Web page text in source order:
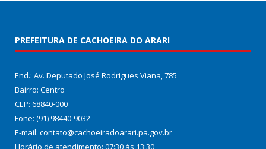
PREFEITURA DE CACHOEIRA DO ARARI
End.: Av. Deputado José Rodrigues Viana, 785
Bairro: Centro
CEP: 68840-000
Fone: (91) 98440-9032
E-mail: contato@cachoeiradoarari.pa.gov.br
Horário de atendimento: 07:30 às 13:30